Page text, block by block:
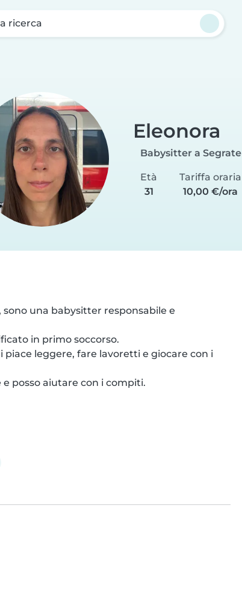
ricerca
Eleonora
Babysitter a Segrate
Età
31
Tariffa oraria
10,00 €/ora
una babysitter responsabile e
in primo soccorso.
leggere, fare lavoretti e giocare con i
posso aiutare con i compiti.